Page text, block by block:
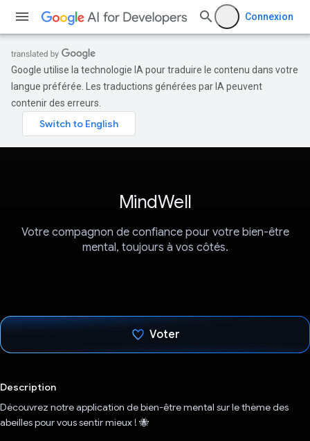
Connexion
Google utilise la technologie IA pour traduire le contenu dans votre
langue préférée. Les traductions générées par IA peuvent
contenir des erreurs.
MindWell
Votre compagnon de confiance pour votre bien-être
mental, toujours à vos côtés.
Voter
Description
Découvrez notre application de bien-être mental sur le thème des
abeilles pour vous sentir mieux ! 🐝